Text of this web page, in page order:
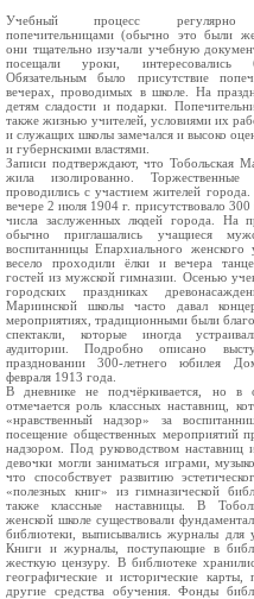
Учебный процесс регулярно
попечительницами (обычно это были
они тщательно изучали учебную
посещали уроки, интересовались
Обязательным было присутствие
вечерах, проводимых в школе. На
детям сладости и подарки.
также жизнью учителей, условиями их
и служащих школы замечался и высоко
и губернскими властями.
Записи подтверждают, что Тобольская
жила изолированно.
проводились с участием жителей
вечере 2 июля 1904 г. присутствовало
числа заслуженных людей города. На
обычно приглашались учащиеся
воспитанницы Епархиального женского
весело проходили ёлки и вечера
гостей из мужской гимназии. Осенью
городских праздниках
Мариинской школы часто давал
мероприятиях, традиционными были
спектакли, которые иногда
аудитории. Подробно описано
праздновании 300-летнего юбилея
февраля 1913 года.
В дневнике не подчёркивается, но в
отмечается роль классных наставниц,
«нравственный надзор» за
посещение общественных мероприятий
надзором. Под руководством наставниц
девочки могли заниматься играми,
что способствует развитию
«полезных книг» из гимназической
также классные наставницы. В
женской школе существовали
библиотеки, выписывались журналы для
Книги и журналы, поступающие в
жесткую цензуру. В библиотеке
географические и исторические
другие средства обучения. Фонды